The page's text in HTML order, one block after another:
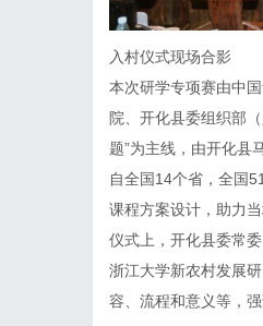
入村仪式现场合影
本次研学专项赛由中
院、开化县委组织部
题”为主线，由开化县
自全国14个省，全国
课程方案设计，助力当
仪式上，开化县委常
浙江大学新农村发展
容、流程和意义等，